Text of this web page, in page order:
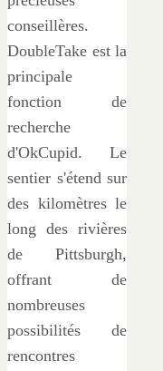
conseillères.
DoubleTake est la
principale
fonction de
recherche
d'OkCupid. Le
sentier s'étend sur
des kilomètres le
long des rivières
de Pittsburgh,
offrant de
nombreuses
possibilités de
rencontres